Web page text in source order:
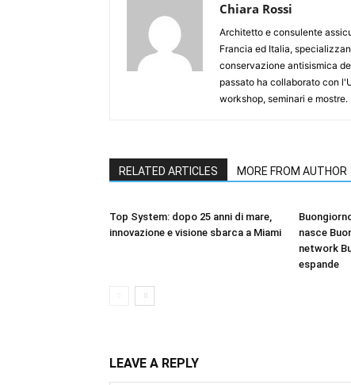
Chiara Rossi
Architetto e consulente
Francia ed Italia,
conservazione antisismica
passato ha collaborato con
workshop, seminari e mostre.
RELATED ARTICLES MORE FROM AUTHOR
Top System: dopo 25 anni di mare,
innovazione e visione sbarca a Miami
nasce
network
espande
LEAVE A REPLY